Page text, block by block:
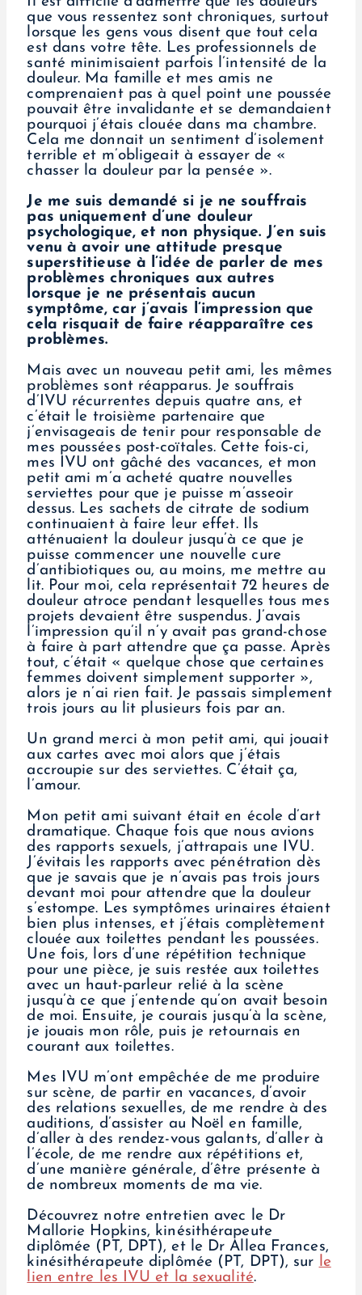
que vous ressentez sont chroniques, surtout
lorsque les gens vous disent que tout cela
est dans votre tête. Les professionnels de
santé minimisaient parfois l’intensité de la
douleur. Ma famille et mes amis ne
comprenaient pas à quel point une poussée
pouvait être invalidante et se demandaient
pourquoi j’étais clouée dans ma chambre.
Cela me donnait un sentiment d’isolement
terrible et m’obligeait à essayer de «
chasser la douleur par la pensée ».
Je me suis demandé si je ne souffrais
pas uniquement d’une douleur
psychologique, et non physique. J’en suis
venu à avoir une attitude presque
superstitieuse à l’idée de parler de mes
problèmes chroniques aux autres
lorsque je ne présentais aucun
symptôme, car j’avais l’impression que
cela risquait de faire réapparaître ces
problèmes.
Mais avec un nouveau petit ami, les mêmes
problèmes sont réapparus. Je souffrais
d’IVU récurrentes depuis quatre ans, et
c’était le troisième partenaire que
j’envisageais de tenir pour responsable de
mes poussées post-coïtales. Cette fois-ci,
mes IVU ont gâché des vacances, et mon
petit ami m’a acheté quatre nouvelles
serviettes pour que je puisse m’asseoir
dessus. Les sachets de citrate de sodium
continuaient à faire leur effet. Ils
atténuaient la douleur jusqu’à ce que je
puisse commencer une nouvelle cure
d’antibiotiques ou, au moins, me mettre au
lit. Pour moi, cela représentait 72 heures de
douleur atroce pendant lesquelles tous mes
projets devaient être suspendus. J’avais
l’impression qu’il n’y avait pas grand-chose
à faire à part attendre que ça passe. Après
tout, c’était « quelque chose que certaines
femmes doivent simplement supporter »,
alors je n’ai rien fait. Je passais simplement
trois jours au lit plusieurs fois par an.
Un grand merci à mon petit ami, qui jouait
aux cartes avec moi alors que j’étais
accroupie sur des serviettes. C’était ça,
l’amour.
Mon petit ami suivant était en école d’art
dramatique. Chaque fois que nous avions
des rapports sexuels, j’attrapais une IVU.
J’évitais les rapports avec pénétration dès
que je savais que je n’avais pas trois jours
devant moi pour attendre que la douleur
s’estompe. Les symptômes urinaires étaient
bien plus intenses, et j’étais complètement
clouée aux toilettes pendant les poussées.
Une fois, lors d’une répétition technique
pour une pièce, je suis restée aux toilettes
avec un haut-parleur relié à la scène
jusqu’à ce que j’entende qu’on avait besoin
de moi. Ensuite, je courais jusqu’à la scène,
je jouais mon rôle, puis je retournais en
courant aux toilettes.
Mes IVU m’ont empêchée de me produire
sur scène, de partir en vacances, d’avoir
des relations sexuelles, de me rendre à des
auditions, d’assister au Noël en famille,
d’aller à des rendez-vous galants, d’aller à
l’école, de me rendre aux répétitions et,
d’une manière générale, d’être présente à
de nombreux moments de ma vie.
Découvrez notre entretien avec le Dr
Mallorie Hopkins, kinésithérapeute
diplômée (PT, DPT), et le Dr Allea Frances,
kinésithérapeute diplômée (PT, DPT), sur le
lien entre les IVU et la sexualité.